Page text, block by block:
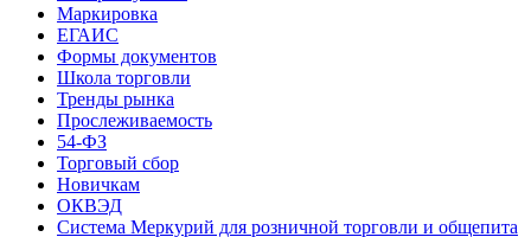
Маркировка
ЕГАИС
Формы документов
Школа торговли
Тренды рынка
Прослеживаемость
54-ФЗ
Торговый сбор
Новичкам
ОКВЭД
Система Меркурий для розничной торговли и общепита